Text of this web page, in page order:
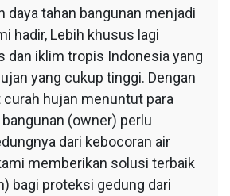
daya tahan bangunan menjadi
hadir, Lebih khusus lagi
dan iklim tropis Indonesia yang
yang cukup tinggi. Dengan
hujan menuntut para
(owner) perlu
dari kebocoran air
memberikan solusi terbaik
bagi proteksi gedung dari